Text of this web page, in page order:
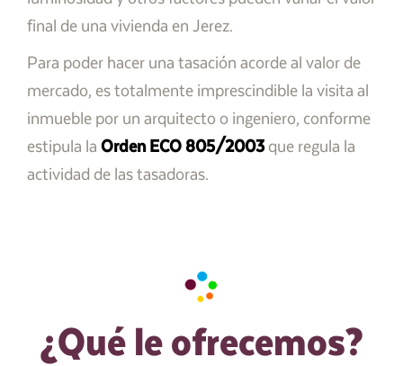
final de una vivienda en Jerez.
Para poder hacer una tasación acorde al valor de
mercado, es totalmente imprescindible la visita al
inmueble por un arquitecto o ingeniero, conforme
estipula la Orden ECO 805/2003que regula la
actividad de las tasadoras.
¿Qué le ofrecemos?